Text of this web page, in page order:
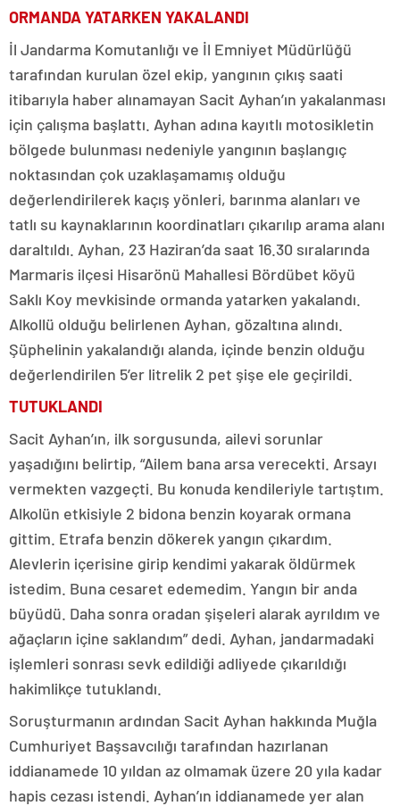
ORMANDA YATARKEN YAKALANDI
İl Jandarma Komutanlığı ve İl Emniyet Müdürlüğü
tarafından kurulan özel ekip, yangının çıkış saati
itibarıyla haber alınamayan Sacit Ayhan’ın yakalanması
için çalışma başlattı. Ayhan adına kayıtlı motosikletin
bölgede bulunması nedeniyle yangının başlangıç
noktasından çok uzaklaşamamış olduğu
değerlendirilerek kaçış yönleri, barınma alanları ve
tatlı su kaynaklarının koordinatları çıkarılıp arama alanı
daraltıldı. Ayhan, 23 Haziran’da saat 16.30 sıralarında
Marmaris ilçesi Hisarönü Mahallesi Bördübet köyü
Saklı Koy mevkisinde ormanda yatarken yakalandı.
Alkollü olduğu belirlenen Ayhan, gözaltına alındı.
Şüphelinin yakalandığı alanda, içinde benzin olduğu
değerlendirilen 5’er litrelik 2 pet şişe ele geçirildi.
TUTUKLANDI
Sacit Ayhan’ın, ilk sorgusunda, ailevi sorunlar
yaşadığını belirtip, “Ailem bana arsa verecekti. Arsayı
vermekten vazgeçti. Bu konuda kendileriyle tartıştım.
Alkolün etkisiyle 2 bidona benzin koyarak ormana
gittim. Etrafa benzin dökerek yangın çıkardım.
Alevlerin içerisine girip kendimi yakarak öldürmek
istedim. Buna cesaret edemedim. Yangın bir anda
büyüdü. Daha sonra oradan şişeleri alarak ayrıldım ve
ağaçların içine saklandım” dedi. Ayhan, jandarmadaki
işlemleri sonrası sevk edildiği adliyede çıkarıldığı
hakimlikçe tutuklandı.
Soruşturmanın ardından Sacit Ayhan hakkında Muğla
Cumhuriyet Başsavcılığı tarafından hazırlanan
iddianamede 10 yıldan az olmamak üzere 20 yıla kadar
hapis cezası istendi. Ayhan’ın iddianamede yer alan